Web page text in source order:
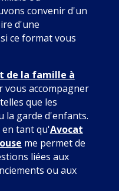
convenir d'un
d'une
ce format vous
de la famille à
vous accompagner
que les
la garde d'enfants.
tant qu'Avocat
me permet de
liées aux
ou aux